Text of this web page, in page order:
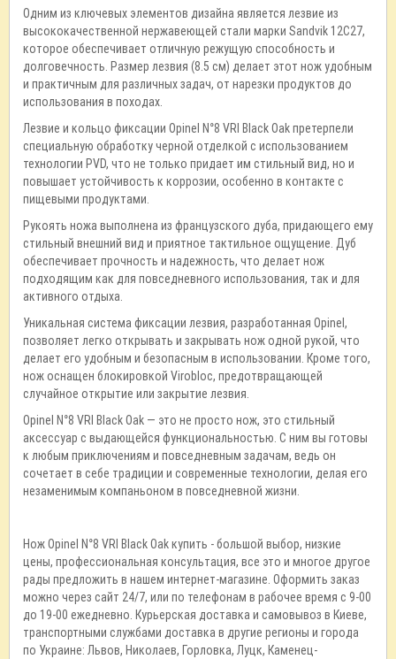
Одним из ключевых элементов дизайна является лезвие из
высококачественной нержавеющей стали марки Sandvik 12C27,
которое обеспечивает отличную режущую способность и
долговечность. Размер лезвия (8.5 см) делает этот нож удобным
и практичным для различных задач, от нарезки продуктов до
использования в походах.
Лезвие и кольцо фиксации Opinel N°8 VRI Black Oak претерпели
специальную обработку черной отделкой с использованием
технологии PVD, что не только придает им стильный вид, но и
повышает устойчивость к коррозии, особенно в контакте с
пищевыми продуктами.
Рукоять ножа выполнена из французского дуба, придающего ему
стильный внешний вид и приятное тактильное ощущение. Дуб
обеспечивает прочность и надежность, что делает нож
подходящим как для повседневного использования, так и для
активного отдыха.
Уникальная система фиксации лезвия, разработанная Opinel,
позволяет легко открывать и закрывать нож одной рукой, что
делает его удобным и безопасным в использовании. Кроме того,
нож оснащен блокировкой Virobloc, предотвращающей
случайное открытие или закрытие лезвия.
Opinel N°8 VRI Black Oak — это не просто нож, это стильный
аксессуар с выдающейся функциональностью. С ним вы готовы
к любым приключениям и повседневным задачам, ведь он
сочетает в себе традиции и современные технологии, делая его
незаменимым компаньоном в повседневной жизни.
Нож Opinel N°8 VRI Black Oak купить - большой выбор, низкие
цены, профессиональная консультация, все это и многое другое
рады предложить в нашем интернет-магазине. Оформить заказ
можно через сайт 24/7, или по телефонам в рабочее время с 9-00
до 19-00 ежедневно. Курьерская доставка и самовывоз в Киеве,
транспортными службами доставка в другие регионы и города
по Украине: Львов, Николаев, Горловка, Луцк, Каменец-